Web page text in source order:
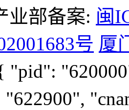
业部备案: 闽
号 厦
"pid":